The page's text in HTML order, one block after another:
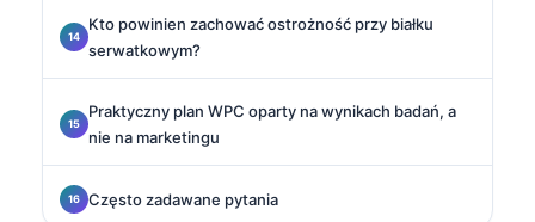
Kto powinien zachować ostrożność przy białku
serwatkowym?
Praktyczny plan WPC oparty na wynikach badań, a
nie na marketingu
Często zadawane pytania